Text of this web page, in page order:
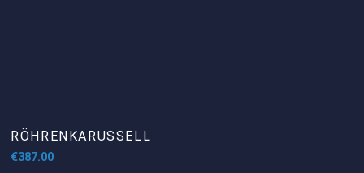
RÖHRENKARUSSELL
€387.00